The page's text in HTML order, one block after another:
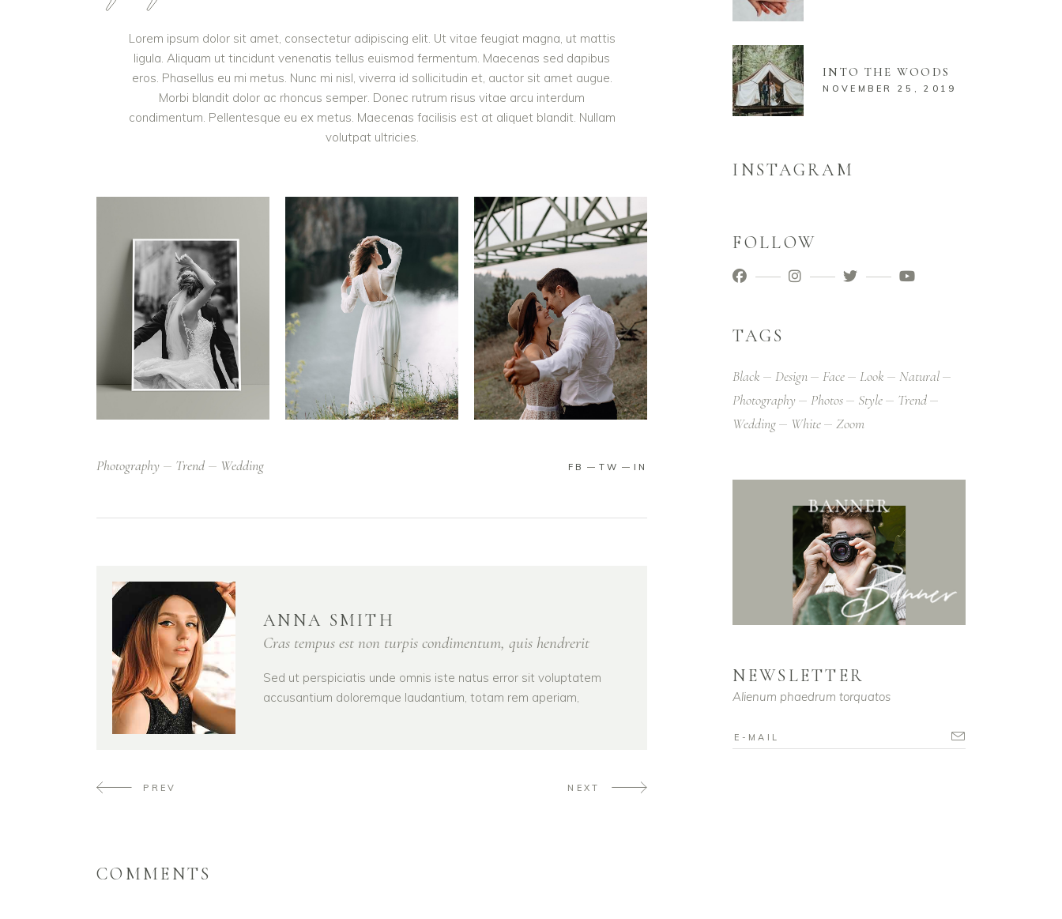
Lorem ipsum dolor sit amet, consectetur adipiscing elit. Ut vitae feugiat magna, ut mattis
ligula. Aliquam ut tincidunt venenatis tellus euismod fermentum. Maecenas sed dapibus
eros. Phasellus eu mi metus. Nunc mi nisl, viverra id sollicitudin et, auctor sit amet augue.
Morbi blandit dolor ac rhoncus semper. Donec rutrum risus vitae arcu interdum
condimentum. Pellentesque eu ex metus. Maecenas facilisis est at aliquet blandit. Nullam
volutpat ultricies.
Photography Trend Wedding FB TW IN
ANNA SMITH
Cras tempus est non turpis condimentum, quis hendrerit
Sed ut perspiciatis unde omnis iste natus error sit voluptatem
accusantium doloremque laudantium, totam rem aperiam,
PREV NEXT
COMMENTS
INTO THE WOODS
NOVEMBER 25, 2019
INSTAGRAM
FOLLOW
TAGS
Black Design Face Look
Natural
Photography
Photos Style
Trend
Wedding
White Zoom
NEWSLETTER
Alienum phaedrum torquatos